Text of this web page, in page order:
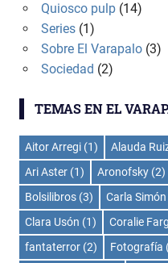
Quiosco pulp(14)
Series(1)
Sobre El Varapalo(3)
Sociedad (2)
TEMAS EN EL
Aitor Arregi (1) Alauda
Ari Aster (1) Aronofsky (2)
Bolsilibros (3) Carla Simón
Clara Usón (1) Coralie
fantaterror (2) Fotografía